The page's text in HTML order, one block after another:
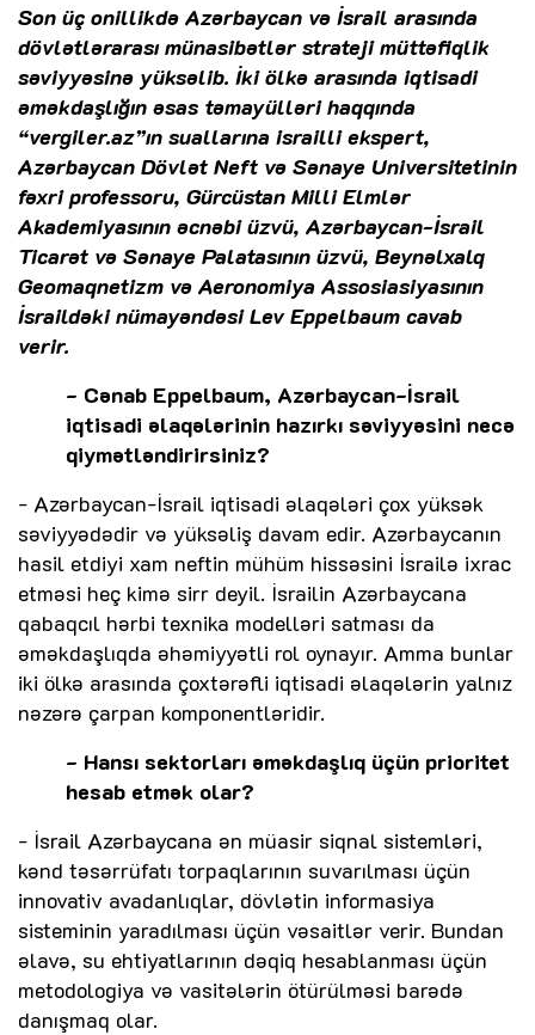
Son üç onillikdə Azərbaycan və İsrail arasında
dövlətlərarası münasibətlər strateji müttəfiqlik
səviyyəsinə yüksəlib. İki ölkə arasında iqtisadi
əməkdaşlığın əsas təmayülləri haqqında
“vergiler.az”ın suallarına israilli ekspert,
Azərbaycan Dövlət Neft və Sənaye Universitetinin
fəxri professoru, Gürcüstan Milli Elmlər
Akademiyasının əcnəbi üzvü, Azərbaycan-İsrail
Ticarət və Sənaye Palatasının üzvü, Beynəlxalq
Geomaqnetizm və Aeronomiya Assosiasiyasının
İsraildəki nümayəndəsi Lev Eppelbaum cavab
verir.
- Cənab Eppelbaum, Azərbaycan-İsrail
iqtisadi əlaqələrinin hazırkı səviyyəsini necə
qiymətləndirirsiniz?
- Azərbaycan-İsrail iqtisadi əlaqələri çox yüksək
səviyyədədir və yüksəliş davam edir. Azərbaycanın
hasil etdiyi xam neftin mühüm hissəsini İsrailə ixrac
etməsi heç kimə sirr deyil. İsrailin Azərbaycana
qabaqcıl hərbi texnika modelləri satması da
əməkdaşlıqda əhəmiyyətli rol oynayır. Amma bunlar
iki ölkə arasında çoxtərəfli iqtisadi əlaqələrin yalnız
nəzərə çarpan komponentləridir.
- Hansı sektorları əməkdaşlıq üçün prioritet
hesab etmək olar?
- İsrail Azərbaycana ən müasir siqnal sistemləri,
kənd təsərrüfatı torpaqlarının suvarılması üçün
innovativ avadanlıqlar, dövlətin informasiya
sisteminin yaradılması üçün vəsaitlər verir. Bundan
əlavə, su ehtiyatlarının dəqiq hesablanması üçün
metodologiya və vasitələrin ötürülməsi barədə
danışmaq olar.